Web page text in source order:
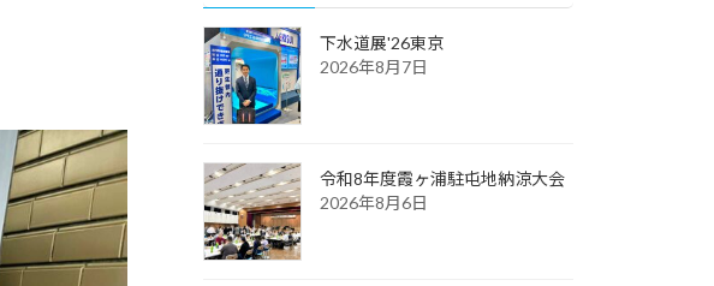
下水道展'26東京
2026年8月7日
令和8年度霞ヶ浦駐屯地納涼大会
2026年8月6日